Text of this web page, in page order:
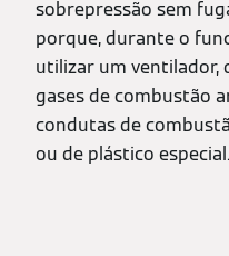
sobrepressão sem
porque, durante o
utilizar um ventilador,
gases de combustão
condutas de
ou de plástico especial.